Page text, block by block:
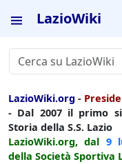
LazioWiki
LazioWiki.org -
- Dal 2007 il primo
Storia della S.S. Lazio
LazioWiki.org, dal 9
della Società Sportiva